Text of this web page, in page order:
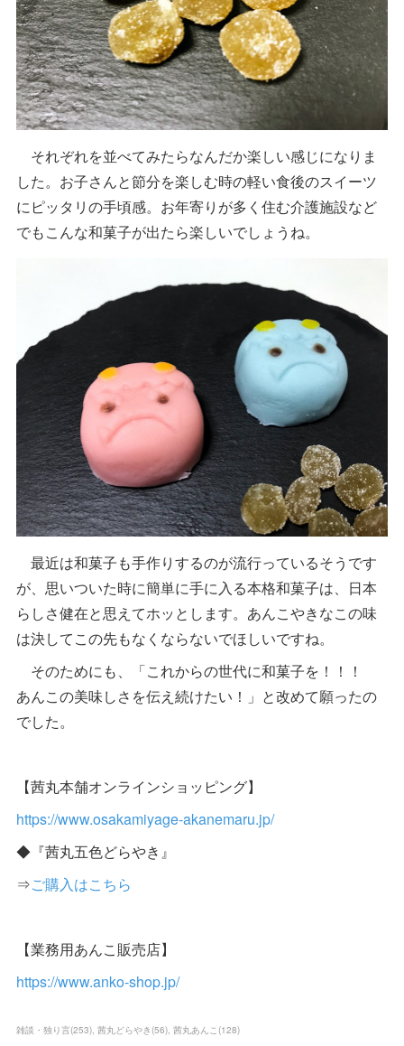
それぞれを並べてみたらなんだか楽しい感じになりま
した。お子さんと節分を楽しむ時の軽い食後のスイーツ
にピッタリの手頃感。お年寄りが多く住む介護施設など
でもこんな和菓子が出たら楽しいでしょうね。
最近は和菓子も手作りするのが流行っているそうです
が、思いついた時に簡単に手に入る本格和菓子は、日本
らしさ健在と思えてホッとします。あんこやきなこの味
は決してこの先もなくならないでほしいですね。
そのためにも、「これからの世代に和菓子を！！！
あんこの美味しさを伝え続けたい！」と改めて願ったの
でした。
【茜丸本舗オンラインショッピング】
https://www.osakamiyage-akanemaru.jp/
◆『茜丸五色どらやき』
⇒ご購入はこちら
【業務用あんこ販売店】
https://www.anko-shop.jp/
雑談・独り言(253) 茜丸どらやき (56) 茜丸あんこ (128)